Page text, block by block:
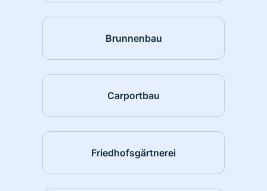
Brunnenbau
Carportbau
Friedhofsgärtnerei